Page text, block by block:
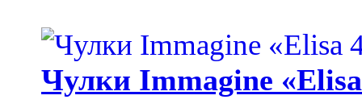
Чулки Immagine